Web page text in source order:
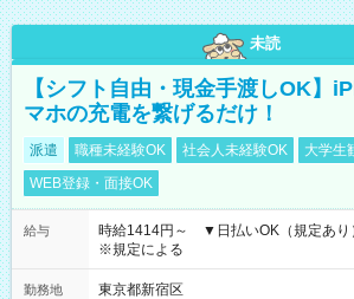
未読
【シフト自由・現金手渡しOK】
マホの充電を繋げるだけ！
派遣 職種未経験OK 社会人未経験OK 大学生
WEB登録・面接OK
給与
時給1414円～ ▼日払いOK（規定あ
※規定による
勤務地
東京都新宿区